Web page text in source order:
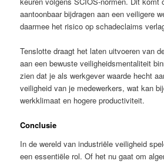
aantoonbaar bijdragen aan een veiligere
daarmee het risico op schadeclaims
Tenslotte draagt het laten uitvoeren van
aan een bewuste veiligheidsmentaliteit
zien dat je als werkgever waarde hecht
veiligheid van je medewerkers, wat kan
werkklimaat en hogere productiviteit.
Conclusie
In de wereld van industriële veiligheid
een essentiële rol. Of het nu gaat om